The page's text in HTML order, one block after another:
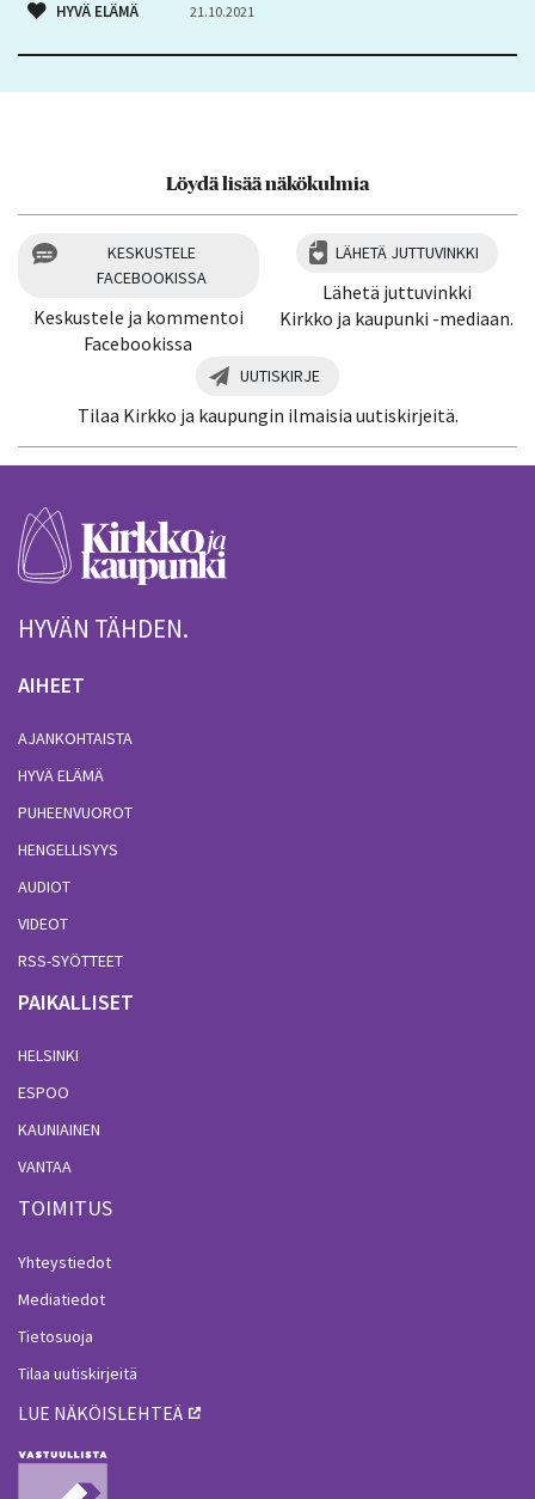
HYVÄ ELÄMÄ 21.10.2021
Löydä lisää näkökulmia
KESKUSTELE
FACEBOOKISSA
Keskustele ja kommentoi
Facebookissa
LÄHETÄ JUTTUVINKKI
Lähetä juttuvinkki
Kirkko ja kaupunki -mediaan.
UUTISKIRJE
Tilaa Kirkko ja kaupungin ilmaisia uutiskirjeitä.
HYVÄN TÄHDEN.
AIHEET
AJANKOHTAISTA
HYVÄ ELÄMÄ
PUHEENVUOROT
HENGELLISYYS
AUDIOT
VIDEOT
RSS-SYÖTTEET
PAIKALLISET
HELSINKI
ESPOO
KAUNIAINEN
VANTAA
TOIMITUS
Yhteystiedot
Mediatiedot
Tietosuoja
Tilaa uutiskirjeitä
LUE NÄKÖISLEHTEÄ